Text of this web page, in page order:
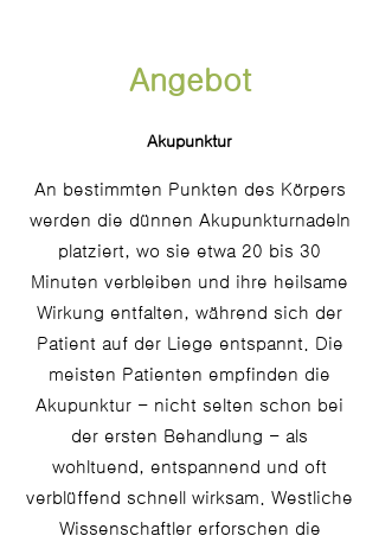
Angebot
Akupunktur
An bestimmten Punkten des Körpers
werden die dünnen Akupunkturnadeln
platziert, wo sie etwa 20 bis 30
Minuten verbleiben und ihre heilsame
Wirkung entfalten, während sich der
Patient auf der Liege entspannt. Die
meisten Patienten empfinden die
Akupunktur - nicht selten schon bei
der ersten Behandlung - als
wohltuend, entspannend und oft
verblüffend schnell wirksam. Westliche
Wissenschaftler erforschen die